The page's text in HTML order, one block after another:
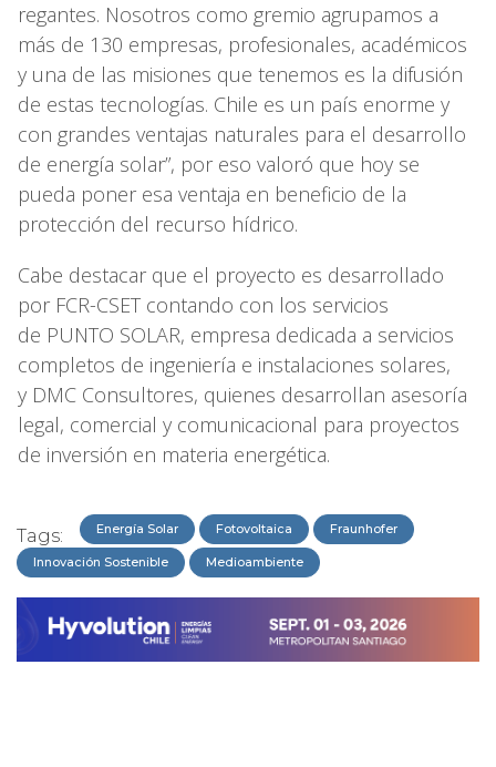
regantes. Nosotros como gremio agrupamos a
más de 130 empresas, profesionales, académicos
y una de las misiones que tenemos es la difusión
de estas tecnologías. Chile es un país enorme y
con grandes ventajas naturales para el desarrollo
de energía solar”, por eso valoró que hoy se
pueda poner esa ventaja en beneficio de la
protección del recurso hídrico.
Cabe destacar que el proyecto es desarrollado
por FCR-CSET contando con los servicios
de PUNTO SOLAR, empresa dedicada a servicios
completos de ingeniería e instalaciones solares,
y DMC Consultores, quienes desarrollan asesoría
legal, comercial y comunicacional para proyectos
de inversión en materia energética.
Tags: Energía Solar Fotovoltaica Fraunhofer
Innovación Sostenible Medioambiente